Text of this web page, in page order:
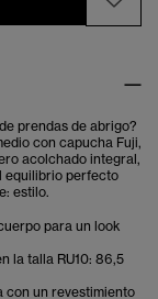
prendas de abrigo?
con capucha Fuji,
acolchado integral,
equilibrio perfecto
estilo.
para un look
la talla RU10: 86,5
con un revestimiento